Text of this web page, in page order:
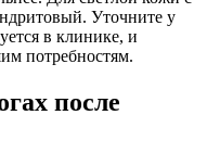
Уточните у
в клинике, и
потребностям.
после